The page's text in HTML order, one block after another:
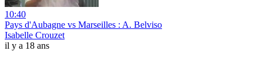
10:40
Pays d'Aubagne vs Marseilles : A. Belviso
Isabelle Crouzet
il y a 18 ans